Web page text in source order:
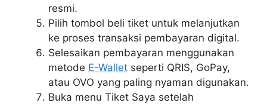
resmi.
Pilih tombol beli tiket untuk melanjutkan
ke proses transaksi pembayaran digital.
Selesaikan pembayaran menggunakan
metode E-Wallet seperti QRIS, GoPay,
atau OVO yang paling nyaman digunakan.
Buka menu Tiket Saya setelah